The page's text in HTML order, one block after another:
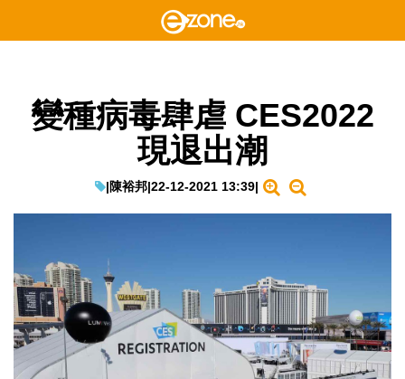
變種病毒肆虐 CES2022
現退出潮
|陳裕邦|22-12-2021 13:39|